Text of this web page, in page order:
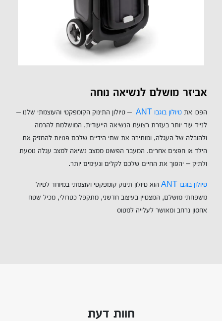
אביזר מושלם לנשיאה נוחה
הפכו את טיולון בוגבו ANT
– טיולון התינוק הקומפקטי והעוצמתי שלנו –
לנייד עוד יותר בעזרת רצועת הנשיאה הייעודית, המושלמת להרמה
ולהובלה של העגלה, ומותירה את שתי הידיים שלכם פנויות להחזיק את
הילד או חפצים אחרים. המעבר הפשוט ממצב נשיאה למצב עגלה נוסעת
ולתיק – יהפוך את החיים שלכם לקלים ונעימים יותר.
טיולון בוגבו ANT
הוא טיולון תינוק קומפקטי ועוצמתי במיוחד לטיול
משפחתי מושלם, המצטיין בעיצוב חדשני, מתקפל כטרולי, מכיל שטח
אחסון נרחב ומאושר לעלייה למטוס
חוות דעת